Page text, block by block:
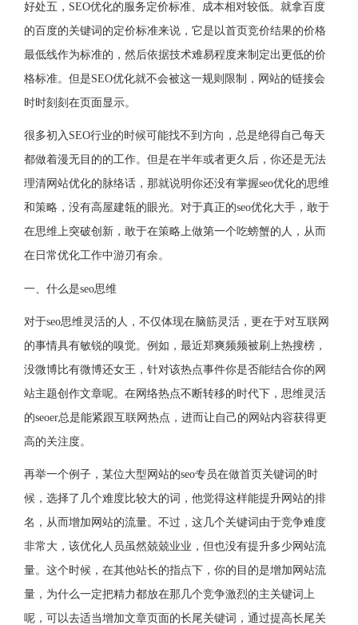
好处五，SEO优化的服务定价标准、成本相对较低。就拿百度
的百度的关键词的定价标准来说，它是以首页竞价结果的价格
最低线作为标准的，然后依据技术难易程度来制定出更低的价
格标准。但是SEO优化就不会被这一规则限制，网站的链接会
时时刻刻在页面显示。
很多初入SEO行业的时候可能找不到方向，总是绝得自己每天
都做着漫无目的的工作。但是在半年或者更久后，你还是无法
理清网站优化的脉络话，那就说明你还没有掌握seo优化的思维
和策略，没有高屋建瓴的眼光。对于真正的seo优化大手，敢于
在思维上突破创新，敢于在策略上做第一个吃螃蟹的人，从而
在日常优化工作中游刃有余。
一、什么是seo思维
对于seo思维灵活的人，不仅体现在脑筋灵活，更在于对互联网
的事情具有敏锐的嗅觉。例如，最近郑爽频频被刷上热搜榜，
没微博比有微博还女王，针对该热点事件你是否能结合你的网
站主题创作文章呢。在网络热点不断转移的时代下，思维灵活
的seoer总是能紧跟互联网热点，进而让自己的网站内容获得更
高的关注度。
再举一个例子，某位大型网站的seo专员在做首页关键词的时
候，选择了几个难度比较大的词，他觉得这样能提升网站的排
名，从而增加网站的流量。不过，这几个关键词由于竞争难度
非常大，该优化人员虽然兢兢业业，但也没有提升多少网站流
量。这个时候，在其他站长的指点下，你的目的是增加网站流
量，为什么一定把精力都放在那几个竞争激烈的主关键词上
呢，可以去适当增加文章页面的长尾关键词，通过提高长尾关